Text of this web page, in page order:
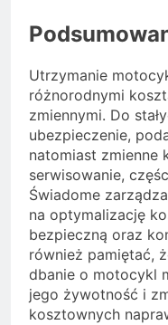
Utrzymanie
różnorodnymi
zmiennymi. Do
ubezpieczenie,
natomiast zmienne
serwisowanie,
Świadome
na optymalizację
bezpieczną oraz
również pamiętać,
dbanie o motocykl
jego żywotność i
kosztownych